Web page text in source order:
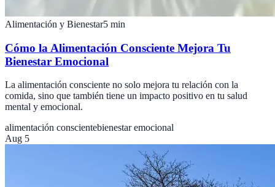
Alimentación y Bienestar5 min
Cómo la Alimentación Consciente Mejora Tu
Bienestar Emocional
La alimentación consciente no solo mejora tu relación con la
comida, sino que también tiene un impacto positivo en tu salud
mental y emocional.
alimentación conscientebienestar emocional
Aug 5